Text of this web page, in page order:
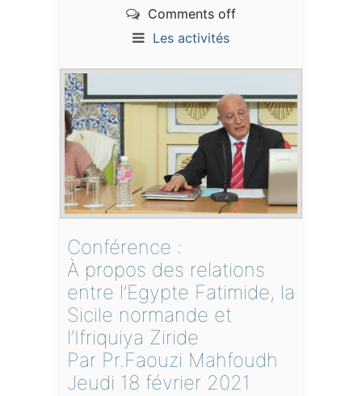
Comments off
Les activités
Conférence :
À propos des relations
entre l’Egypte Fatimide, la
Sicile normande et
l’Ifriquiya Ziride
Par Pr.Faouzi Mahfoudh
Jeudi 18 février 2021